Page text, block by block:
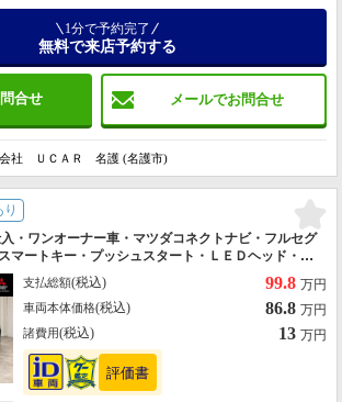
合せ メールでお問合せ
1分で予約完了
無料で来店予約する
会社 ＵＣＡＲ 名護 (名護市)
・ワンオーナー車・マツダコネクトナビ・フルセグ
マートキー・プッシュスタート・ＬＥＤヘッド・障
ングストップ・Ｂｌｕｅｔｏｏｔｈ接続・走行３３
支払総額(税込) 99.8 万円
車両本体価格(税込) 86.8 万円
諸費用(税込) 13 万円